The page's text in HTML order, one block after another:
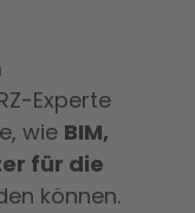
Experte
wie BIM,
für die
können.